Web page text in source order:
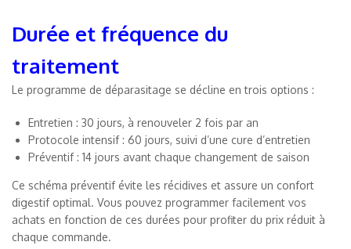
Durée et fréquence du
traitement
Le programme de déparasitage se décline en trois options :
Entretien : 30 jours, à renouveler 2 fois par an
Protocole intensif : 60 jours, suivi d’une cure d’entretien
Préventif : 14 jours avant chaque changement de saison
Ce schéma préventif évite les récidives et assure un confort
digestif optimal. Vous pouvez programmer facilement vos
achats en fonction de ces durées pour profiter du prix réduit à
chaque commande.